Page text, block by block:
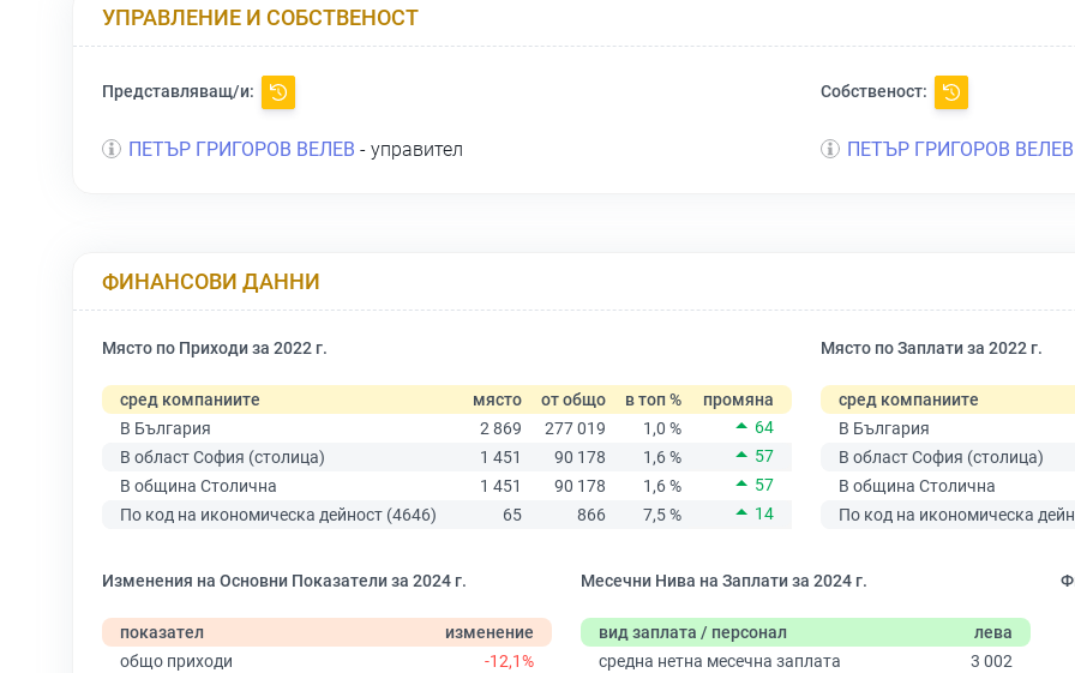
УПРАВЛЕНИЕ И СОБСТВЕНОСТ
Представляващ/и:
ПЕТЪР ГРИГОРОВ ВЕЛЕВ - управител
Собственост:
ПЕТЪР ГРИГОРОВ ВЕЛЕВ
ФИНАНСОВИ ДАННИ
Място по Приходи за 2022 г.
сред компаниите място от общо в топ %
промяна
В България
2 869 277 019 1,0 %
64
В област София (столица)
1 451 90 178 1,6 %
57
В община Столична
1 451 90 178 1,6 %
57
По код на икономическа дейност (4646)
65 866 7,5 % 14
Място по Заплати за 2022 г.
сред компаниите
В България
В област София (столица)
В община Столична
По код на икономическа
Изменения на Основни Показатели за 2024 г.
показател
изменение
общо приходи
-12,1%
Месечни Нива на Заплати за 2024 г.
вид заплата / персонал
лева
средна нетна месечна заплата
3 002